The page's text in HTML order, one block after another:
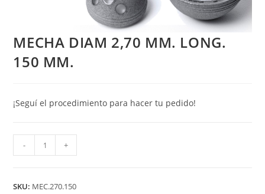
MECHA DIAM 2,70 MM. LONG.
150 MM.
¡Seguí el procedimiento para hacer tu pedido!
DIAM
MM.
- +
SKU: MEC.270.150